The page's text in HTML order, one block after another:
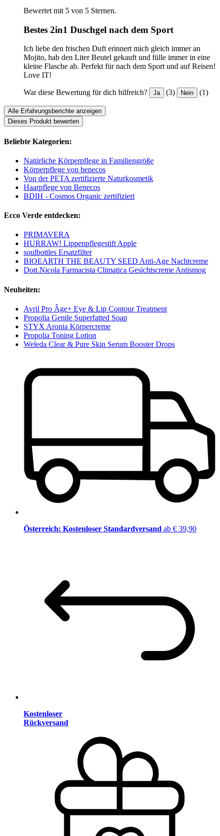
Bewertet mit 5 von 5 Sternen.
Bestes 2in1 Duschgel nach dem Sport
Ich liebe den frischen Duft erinnert mich gleich immer an
Mojito, hab den Liter Beutel gekauft und fülle immer in eine
kleine Flasche ab. Perfekt für nach dem Sport und auf Reisen!
Love IT!
War diese Bewertung für dich hilfreich? Ja (3) Nein (1)
Alle Erfahrungsberichte anzeigen
Dieses Produkt bewerten
Beliebte Kategorien:
Natürliche Körperpflege in Familiengröße
Körperpflege von benecos
Von der PETA zertifizierte Naturkosmetik
Haarpflege von Benecos
BDIH - Cosmos Organic zertifiziert
Ecco Verde entdecken:
PRIMAVERA
HURRAW! Lippenpflegestift Apple
soulbottles Ersatzfilter
BIOEARTH THE BEAUTY SEED Anti-Age Nachtcreme
Dott.Nicola Farmacista Climatica Gesichtscreme Antismog
Neuheiten:
Avril Pro Âge+ Eye & Lip Contour Treatment
Propolia Gentle Superfatted Soap
STYX Aronia Körpercreme
Propolia Toning Lotion
Weleda Clear & Pure Skin Serum Booster Drops
Österreich: Kostenloser Standardversand ab € 39,90
Kostenloser
Rückversand